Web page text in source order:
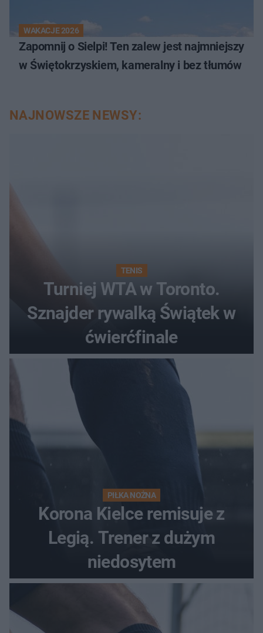
WAKACJE 2026
Zapomnij o Sielpi! Ten zalew jest najmniejszy
w Świętokrzyskiem, kameralny i bez tłumów
NAJNOWSZE NEWSY:
TENIS
Turniej WTA w Toronto.
Sznajder rywalką Świątek w
ćwierćfinale
PIŁKA NOŻNA
Korona Kielce remisuje z
Legią. Trener z dużym
niedosytem